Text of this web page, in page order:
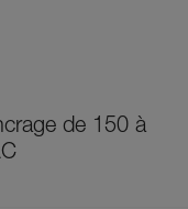
de 150 à